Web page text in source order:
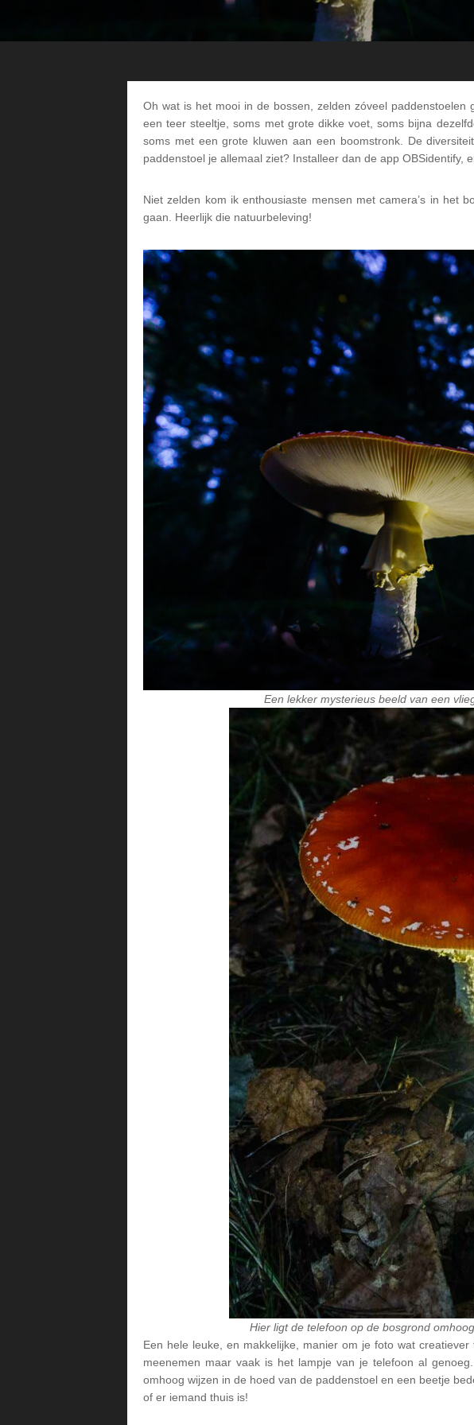
Oh wat is het mooi in de bossen, zelden zóveel
een teer steeltje, soms met grote dikke voet, soms bijna
soms met een grote kluwen aan een boomstronk. De
paddenstoel je allemaal ziet? Installeer dan de app OBSidentify,
Niet zelden kom ik enthousiaste mensen met camera’s in het
gaan. Heerlijk die natuurbeleving!
Een lekker mysterieus beeld van een
Hier ligt de telefoon op de bosgrond
Een hele leuke, en makkelijke, manier om je foto wat
meenemen maar vaak is het lampje van je telefoon al
omhoog wijzen in de hoed van de paddenstoel en een beetje
of er iemand thuis is!